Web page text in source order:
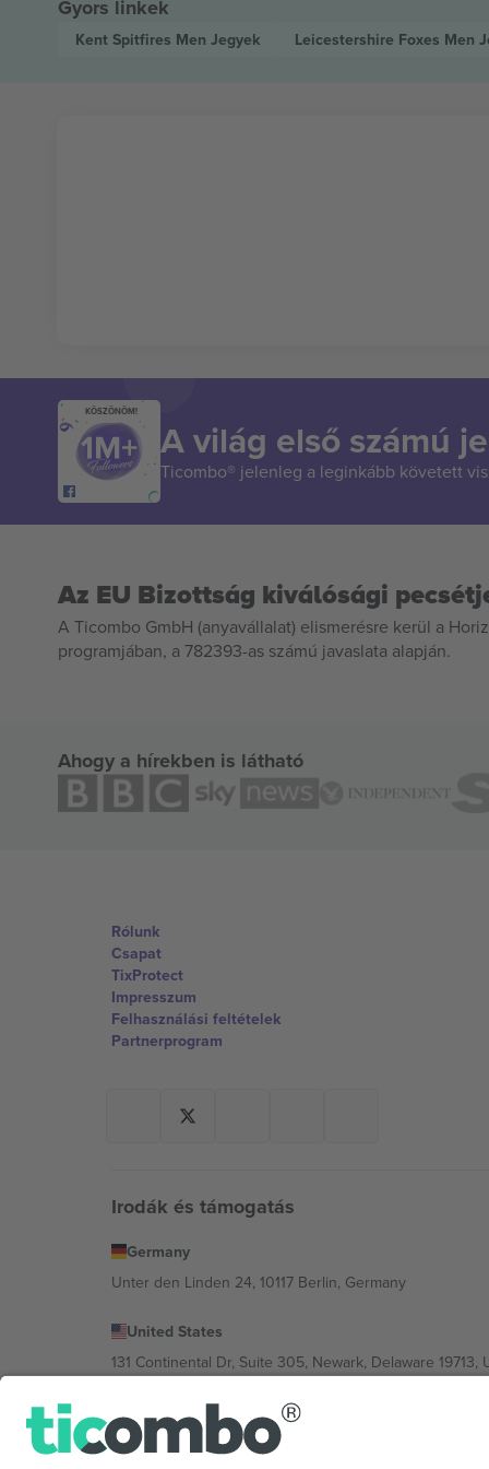
Gyors linkek
Kent Spitfires Men Jegyek Leicestershire Foxes Men
KÖSZÖNÖM!
A világ első számú
Ticombo® jelenleg a leginkább követett
Az EU Bizottság kiválósági
A Ticombo GmbH (anyavállalat) elismerésre kerül a
programjában, a 782393-as számú javaslata alapján.
Ahogy a hírekben is látható
Rólunk
Csapat
TixProtect
Impresszum
Felhasználási feltételek
Partnerprogram
Irodák és támogatás
Germany
Unter den Linden 24, 10117 Berlin, Germany
United States
131 Continental Dr, Suite 305, Newark, Delaware 19713,
Bulgaria
Regus Sofia City West, bul Totleben 53-55, 1606 Sofia,